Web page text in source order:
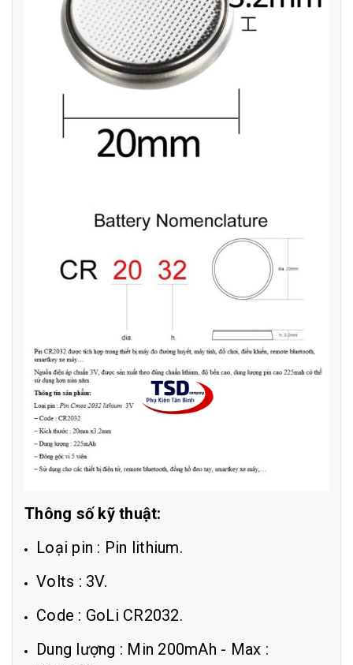
Thông số kỹ thuật:
Loại pin : Pin lithium.
Volts : 3V.
Code : GoLi CR2032.
Dung lượng : Min 200mAh - Max :